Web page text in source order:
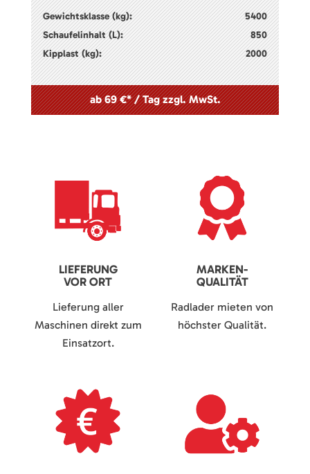
Gewichtsklasse (kg):
5400
Schaufelinhalt (L):
850
Kipplast (kg):
2000
ab 69 €* / Tag zzgl. MwSt.
LIEFERUNG
VOR ORT
Lieferung aller
Maschinen direkt zum
Einsatzort.
MARKEN-
QUALITÄT
Radlader mieten von
höchster Qualität.